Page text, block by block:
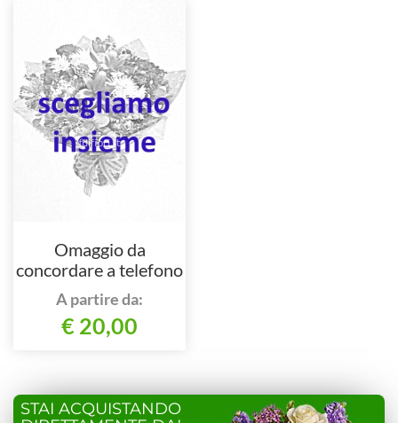
Omaggio da
concordare a telefono
al numero 051
877622 oppure al
348 3243607
A partire da:
€ 20,00
STAI ACQUISTANDO